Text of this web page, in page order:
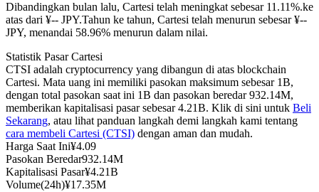
USDC Berjangka
Kontrak berjangka menggunakan USDC sebagai jaminannya
Copy Trading
Dibandingkan bulan lalu, Cartesi telah meningkat sebesar 11.11%.ke
atas dari ¥-- JPY.Tahun ke tahun, Cartesi telah menurun sebesar ¥--
JPY, menandai 58.96% menurun dalam nilai.
Statistik Pasar Cartesi
CTSI adalah cryptocurrency yang dibangun di atas blockchain
Cartesi. Mata uang ini memiliki pasokan maksimum sebesar 1B,
dengan total pasokan saat ini 1B dan pasokan beredar 932.14M,
memberikan kapitalisasi pasar sebesar 4.21B. Klik di sini untuk Beli
Sekarang, atau lihat panduan langkah demi langkah kami tentang
cara membeli Cartesi (CTSI) dengan aman dan mudah.
Harga Saat Ini¥4.09
Pasokan Beredar932.14M
Kapitalisasi Pasar¥4.21B
Volume(24h)¥17.35M